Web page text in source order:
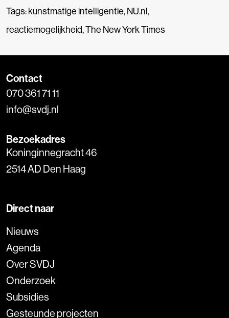
Tags:kunstmatige intelligentie,NU.nl,
reactiemogelijkheid,The New York Times
Contact
070 361 71 11
info@svdj.nl
Bezoekadres
Koninginnegracht 46
2514 AD Den Haag
Direct naar
Nieuws
Agenda
Over SVDJ
Onderzoek
Subsidies
Gesteunde projecten